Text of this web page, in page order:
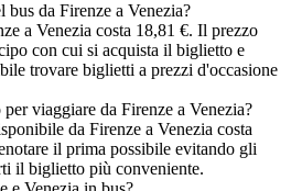
da Firenze a Venezia?
a Venezia costa 18,81 €. Il prezzo
con cui si acquista il biglietto e
trovare biglietti a prezzi d'occasione
viaggiare da Firenze a Venezia?
da Firenze a Venezia costa
il prima possibile evitando gli
il biglietto più conveniente.